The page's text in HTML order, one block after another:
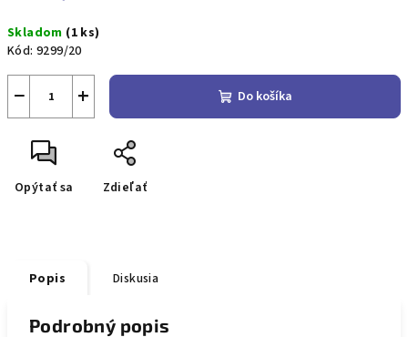
cena:
Skladom (1 ks)
Kód: 9299/20
+
− Do košíka
Opýtať sa Zdieľať
Popis Diskusia
Podrobný popis